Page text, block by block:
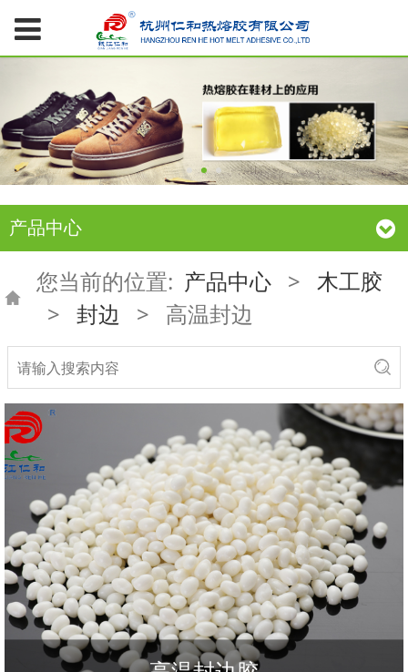
产品中心
您当前的位置: 产品中心 > 木工胶
> 封边 > 高温封边